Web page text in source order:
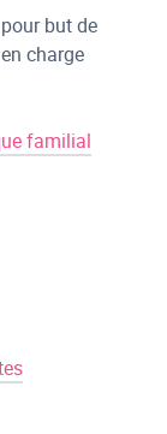
but de
charge
familial